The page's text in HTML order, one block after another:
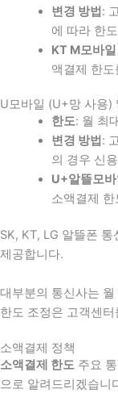
변경 방법 :
에 따라 한
KT M모바
액결제 한
U모바일 (U+망 사용)
한도: 월 최
변경 방법 :
의 경우 신
U+알뜰모
소액결제
SK, KT, LG 알뜰폰
제공합니다.
대부분의 통신사는
한도 조정은 고객센
소액결제 정책
소액결제 한도 주요
으로 알려드리겠습니